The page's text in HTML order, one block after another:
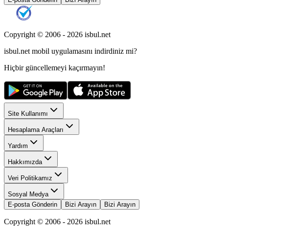
Copyright © 2006 - 2026 isbul.net
isbul.net mobil uygulamasını indirdiniz mi?
Hiçbir güncellemeyi kaçırmayın!
Site Kullanımı
Hesaplama Araçları
Yardım
Hakkımızda
Veri Politikamız
Sosyal Medya
E-posta Gönderin
Bizi Arayın Bizi Arayın
Copyright © 2006 - 2026 isbul.net